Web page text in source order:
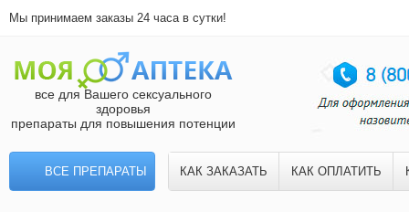
Мы принимаем заказы 24 часа в сутки!
все для Вашего сексуального
здоровья
препараты для повышения потенции
ВСЕ ПРЕПАРАТЫ КАК ЗАКАЗАТЬ КАК ОПЛАТИТЬ